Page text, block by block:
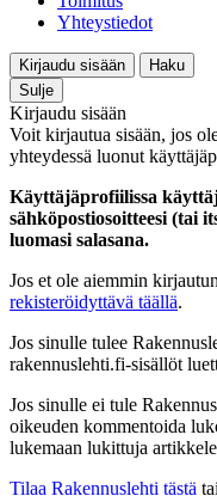
Yhteystiedot
Kirjaudu sisään
Haku
Sulje
Kirjaudu sisään
Voit kirjautua sisään, jos
yhteydessä luonut
Käyttäjäprofiilissa
sähköpostiosoitteesi (tai
luomasi salasana.
Jos et ole aiemmin
rekisteröidyttävä täällä.
Jos sinulle tulee
rakennuslehti.fi-sisällöt
Jos sinulle ei tule
oikeuden kommentoida
lukemaan lukittuja
Tilaa Rakennuslehti tästä